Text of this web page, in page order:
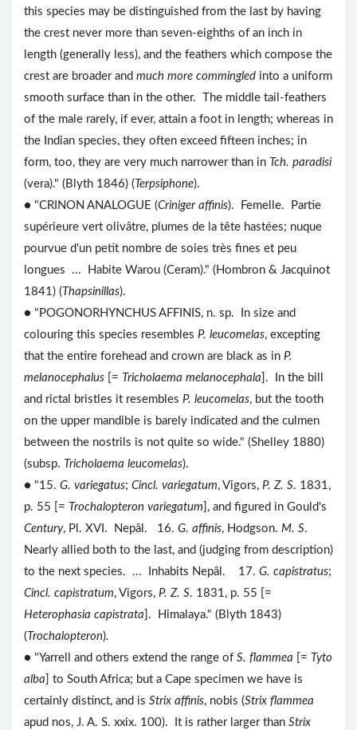
this species may be distinguished from the last by having
the crest never more than seven-eighths of an inch in
length (generally less), and the feathers which compose the
crest are broader and much more commingled into a uniform
smooth surface than in the other. The middle tail-feathers
of the male rarely, if ever, attain a foot in length; whereas in
the Indian species, they often exceed fifteen inches; in
form, too, they are very much narrower than in Tch. paradisi
(vera)." (Blyth 1846) ( Terpsiphone).
● "CRINON ANALOGUE (Criniger affinis). Femelle. Partie
supérieure vert olivâtre, plumes de la tête hastées; nuque
pourvue d'un petit nombre de soies très fines et peu
longues ... Habite Warou (Ceram)." (Hombron & Jacquinot
1841) ( Thapsinillas).
● "POGONORHYNCHUS AFFINIS, n. sp. In size and
colouring this species resembles P. leucomelas, excepting
that the entire forehead and crown are black as in P.
melanocephalus
[= Tricholaema melanocephala ]. In the bill
and rictal bristles it resembles P. leucomelas, but the tooth
on the upper mandible is barely indicated and the culmen
between the nostrils is not quite so wide." (Shelley 1880)
(subsp. Tricholaema leucomelas).
● "15. G. variegatus; Cincl. variegatum, Vigors, P. Z. S. 1831,
p. 55 [= Trochalopteron variegatum ], and figured in Gould's
Century, Pl. XVI. Nepâl. 16. G. affinis, Hodgson. M. S.
Nearly allied both to the last, and (judging from description)
to the next species. ... Inhabits Nepâl. 17. G. capistratus;
Cincl. capistratum, Vigors, P. Z. S. 1831, p. 55 [=
Heterophasia capistrata ]. Himalaya." (Blyth 1843)
( Trochalopteron).
● "Yarrell and others extend the range of S. flammea [= Tyto
alba ] to South Africa; but a Cape specimen we have is
certainly distinct, and is Strix affinis, nobis (Strix flammea
apud nos, J. A. S. xxix. 100). It is rather larger than Strix